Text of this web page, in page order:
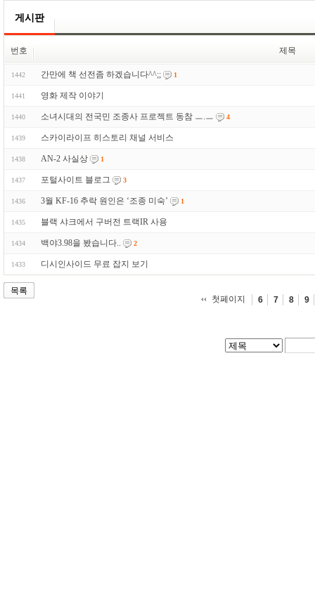
게시판
번호 제목
1442 간만에 책 선전좀 하겠습니다^^;; 1
1441 영화 제작 이야기
1440 소녀시대의 전국민 조종사 프로젝트 동참 ㅡ.ㅡ 4
1439 스카이라이프 히스토리 채널 서비스
1438 AN-2 사실상 1
1437 포털사이트 블로그 3
1436 3월 KF-16 추락 원인은 ‘조종 미숙’ 1
1435 블랙 샤크에서 구버전 트랙IR 사용
1434 백야3.98을 봤습니다.. 2
1433 디시인사이드 무료 잡지 보기
목록
첫페이지
6 7 8 9